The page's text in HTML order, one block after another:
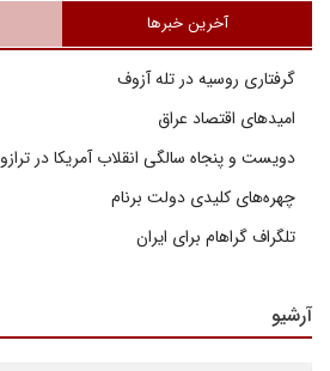
آخرین خبرها
گرفتاری روسیه در تله آزوف
امیدهای اقتصاد عراق
دویست و پنجاه سالگی انقلاب آمریکا در ترازو
چهره‌های کلیدی دولت برنام
تلگراف گراهام برای ایران
آرشیو